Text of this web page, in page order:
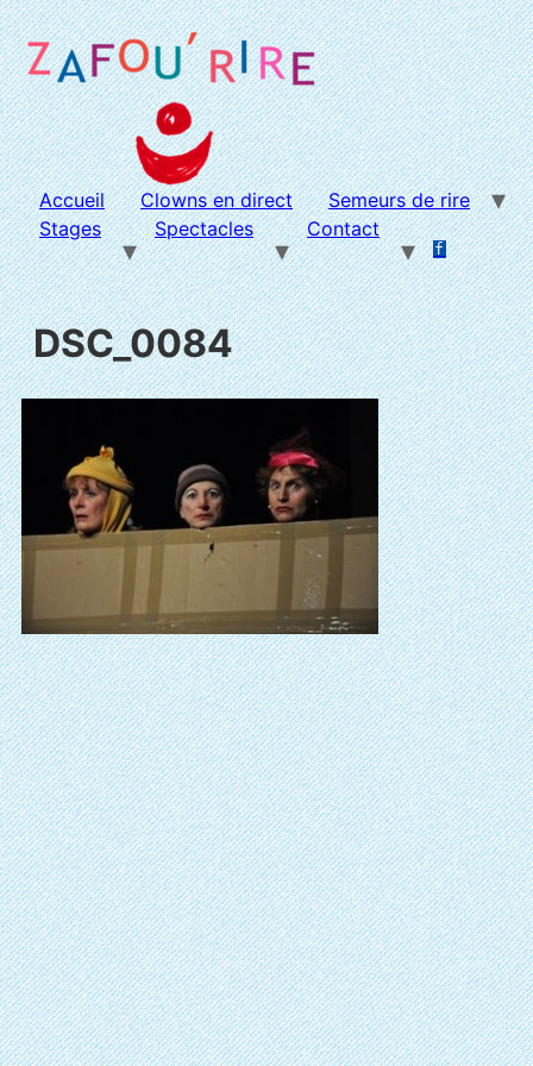
Aller
au
contenu
Accueil Clowns en direct
Semeurs de rire
Stages
Spectacles Contact
f
DSC_0084